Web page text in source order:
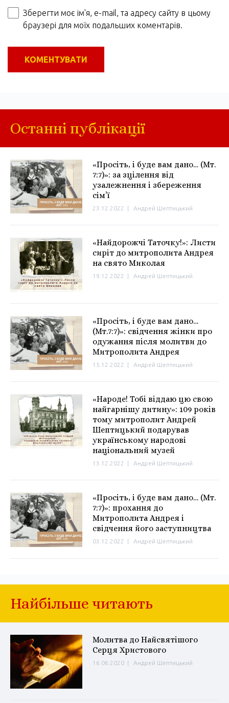
Зберегти моє ім'я, e-mail, та адресу сайту в цьому
браузері для моїх подальших коментарів.
Останні публікації
«Просіть, і буде вам дано… (Мт.
7:7)»: за зцілення від
узалежнення і збереження
сім’ї
23.12.2022 | Андрей Шептицький
«Найдорожчі Таточку!»: Листи
сиріт до митрополита Андрея
на свято Миколая
19.12.2022 Андрей Шептицький
«Просіть, і буде вам дано…
(Мт.7:7)»: свідчення жінки про
одужання після молитви до
Митрополита Андрея
15.12.2022 | Андрей Шептицький
«Народе! Тобі віддаю цю свою
найгарнішу дитину»: 109 років
тому митрополит Андрей
Шептицький подарував
українському народові
національний музей
13.12.2022 Андрей Шептицький
«Просіть, і буде вам дано… (Мт.
7:7)»: прохання до
Митрополита Андрея і
свідчення його заступництва
03.12.2022 Андрей Шептицький
Найбільше читають
Молитва до Найсвятішого
Серця Христового
16.06.2020 | Андрей Шептицький